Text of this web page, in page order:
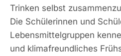
Trinken selbst
Die Schülerinnen und
Lebensmittelgruppen
und klimafreundliches